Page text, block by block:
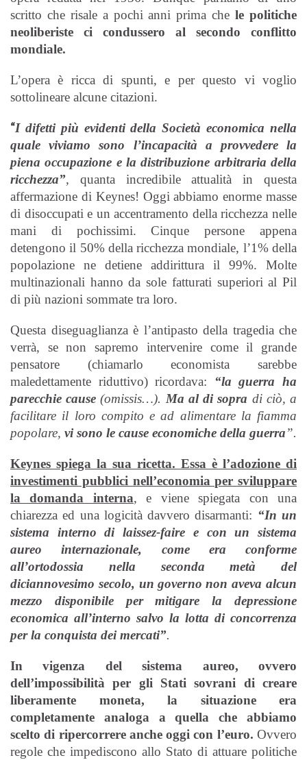
scritto che risale a pochi anni prima chele politiche
neoliberiste ci condussero al secondo conflitto
mondiale.
L’opera è ricca di spunti, e per questo vi voglio
sottolineare alcune citazioni.
“I difetti più evidenti della Società economica nella
quale viviamo sono l’incapacità a provvedere la
piena occupazione e la distribuzione arbitraria della
ricchezza”, quanta incredibile attualità in questa
affermazione di Keynes! Oggi abbiamo enorme masse
di disoccupati e un accentramento della ricchezza nelle
mani di pochissimi. Cinque persone appena
detengono il 50% della ricchezza mondiale, l’1% della
popolazione ne detiene addirittura il 99%. Molte
multinazionali hanno da sole fatturati superiori al Pil
di più nazioni sommate tra loro.
Questa diseguaglianza è l’antipasto della tragedia che
verrà, se non sapremo intervenire come il grande
pensatore (chiamarlo economista sarebbe
maledettamente riduttivo) ricordava: “la guerra ha
parecchie cause (omissis…).Ma al di sopra di ciò, a
facilitare il loro compito e ad alimentare la fiamma
popolare, vi sono le cause economiche della guerra”.
Keynes spiega la sua ricetta. Essa è l’adozione di
investimenti pubblici nell’economia per sviluppare
la domanda interna, e viene spiegata con una
chiarezza ed una logicità davvero disarmanti: “In un
sistema interno di laissez-faire e con un sistema
aureo internazionale, come era conforme
all’ortodossia nella seconda metà del
diciannovesimo secolo, un governo non aveva alcun
mezzo disponibile per mitigare la depressione
economica all’interno salvo la lotta di concorrenza
per la conquista dei mercati”.
In vigenza del sistema aureo, ovvero
dell’impossibilità per gli Stati sovrani di creare
liberamente moneta, la situazione era
completamente analoga a quella che abbiamo
scelto di ripercorrere anche oggi con l’euro. Ovvero
regole che impediscono allo Stato di attuare politiche